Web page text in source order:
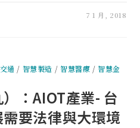
7 1 月, 2018
通 / 智慧製造 / 智慧醫療 /智慧金
：AIOT產業- 台
要法律與大環境